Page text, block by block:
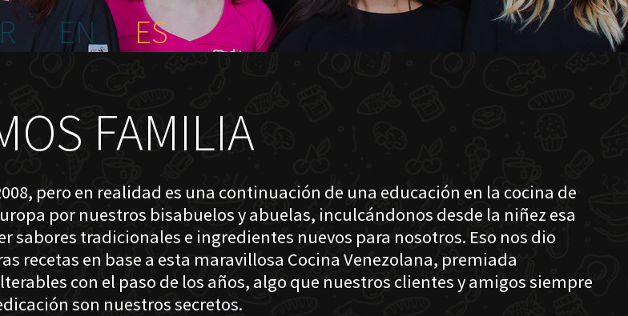
EN ES
FAMILIA
pero en realidad es una continuación de una educación en la cocina de
por nuestros bisabuelos y abuelas, inculcándonos desde la niñez esa
tradicionales e ingredientes nuevos para nosotros. Eso nos dio
recetas en base a esta maravillosa Cocina Venezolana, premiada
con el paso de los años, algo que nuestros clientes y amigos siempre
son nuestros secretos.